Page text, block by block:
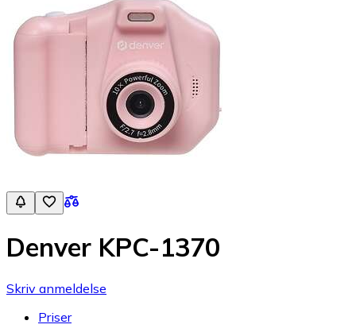
Denver KPC-1370
Skriv anmeldelse
Priser